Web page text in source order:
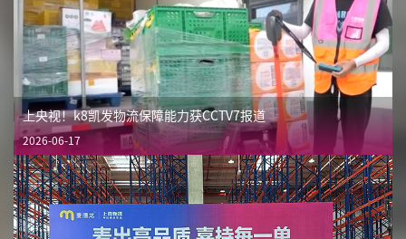
上央视！k8凯发物流保障能力获CCTV7报道
2026-06-17